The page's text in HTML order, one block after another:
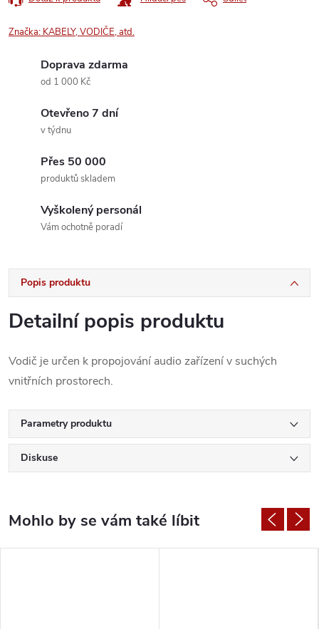
Značka: KABELY, VODIČE, atd.
Doprava zdarma
od 1 000 Kč
Otevřeno 7 dní
v týdnu
Přes 50 000
produktů skladem
Vyškolený personál
Vám ochotně poradí
Popis produktu
Detailní popis produktu
Vodič je určen k propojování audio zařízení v suchých
vnitřních prostorech.
Parametry produktu
Diskuse